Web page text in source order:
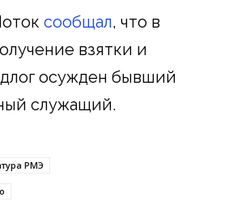
сообщал, что в
взятки и
осужден бывший
служащий.
РМЭ